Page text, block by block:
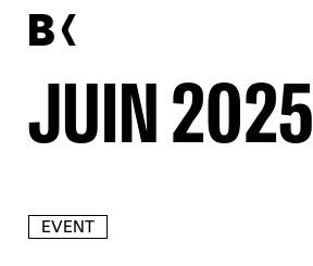
JUIN 2025
EVENT